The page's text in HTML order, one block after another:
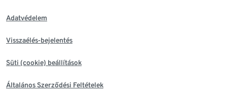
Adatvédelem
Visszaélés-bejelentés
Süti (cookie) beállítások
Általános Szerződési Feltételek